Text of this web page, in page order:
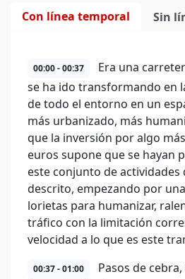
Con línea temporal Sin
00:00 - 00:37
Era una
se ha ido transformando en
de todo el entorno en un
más urbanizado, más
que la inversión por algo
euros supone que se hayan
este conjunto de actividades
descrito, empezando por
lorietas para humanizar,
tráfico con la limitación
velocidad a lo que es este
00:37 - 01:00
Pasos de